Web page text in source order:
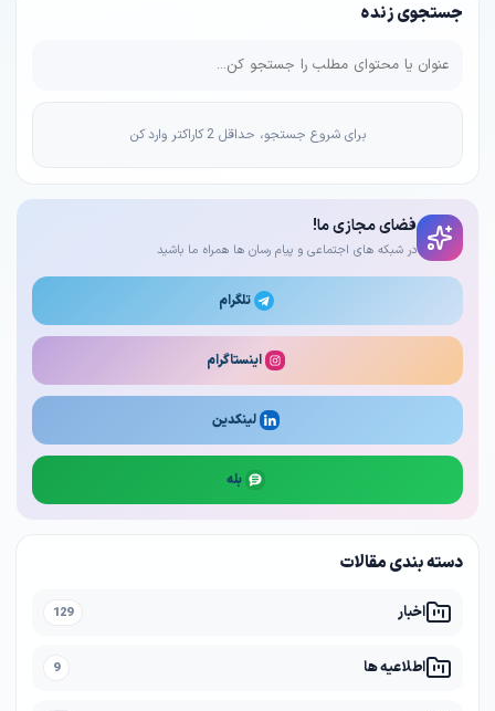
جستجوی زنده
برای شروع جستجو، حداقل 2 کاراکتر وارد کن
فضای مجازی ما!
در شبکه های اجتماعی و پیام رسان ها همراه ما باشید
تلگرام
اینستاگرام
لینکدین
بله
دسته بندی مقالات
اخبار 129
اطلاعیه ها 9